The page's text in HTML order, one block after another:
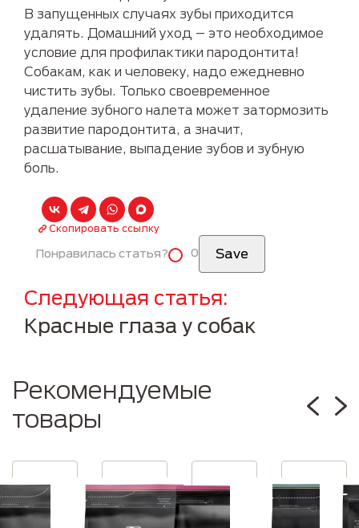
В запущенных случаях зубы приходится
удалять. Домашний уход – это необходимое
условие для профилактики пародонтита!
Собакам, как и человеку, надо ежедневно
чистить зубы. Только своевременное
удаление зубного налета может затормозить
развитие пародонтита, а значит,
расшатывание, выпадение зубов и зубную
боль.
Скопировать ссылку
Понравилась статья? 0
Следующая статья
Красные глаза у собак
Рекомендуемые
товары